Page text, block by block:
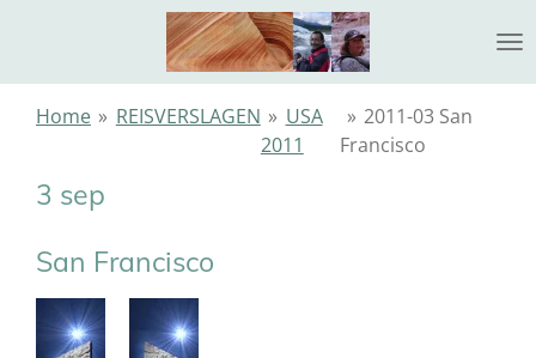
naar
Home » REISVERSLAGEN » USA
2011
» 2011-03 San
Francisco
3 sep
San Francisco